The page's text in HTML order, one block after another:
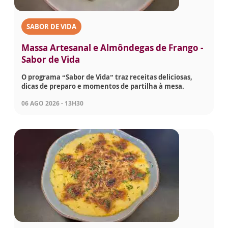
SABOR DE VIDA
Massa Artesanal e Almôndegas de Frango -
Sabor de Vida
O programa “Sabor de Vida” traz receitas deliciosas,
dicas de preparo e momentos de partilha à mesa.
06 AGO 2026 - 13H30